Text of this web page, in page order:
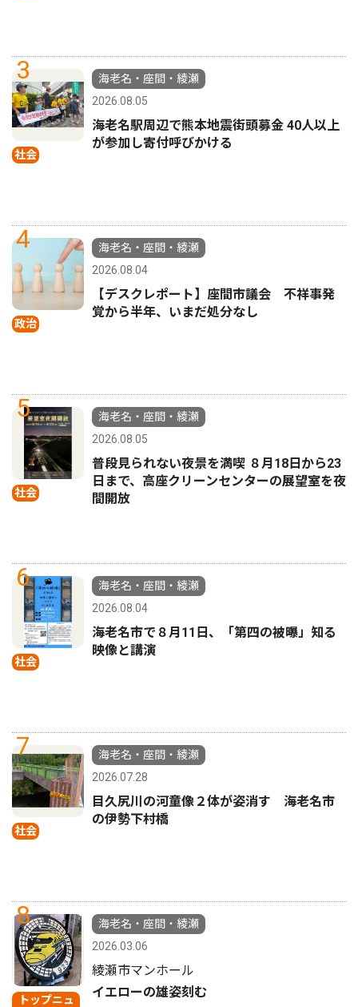
3
社会
海老名・座間・綾瀬
2026.08.05
海老名駅周辺で熊本地震街頭募金 40人以上
が参加し寄付呼びかける
4
政治
海老名・座間・綾瀬
2026.08.04
【デスクレポート】座間市議会 不祥事発
覚から半年、いまだ処分なし
5
社会
海老名・座間・綾瀬
2026.08.05
普段見られない夜景を満喫 ８月18日から23
日まで、高座クリーンセンターの展望室を夜
間開放
6
社会
海老名・座間・綾瀬
2026.08.04
海老名市で８月11日、「第四の被曝」知る
映像と講演
7
社会
海老名・座間・綾瀬
2026.07.28
目久尻川の河童像２体が姿消す 海老名市
の伊勢下村橋
8
トップニュ
海老名・座間・綾瀬
2026.03.06
綾瀬市マンホール
イエローの雄姿刻む